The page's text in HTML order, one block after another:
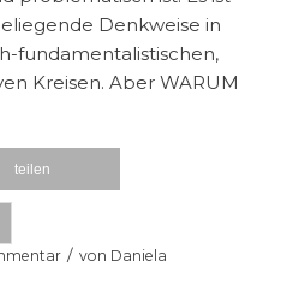
Denkweise in
fundamentalistischen,
Kreisen. Aber WARUM
teilen
/ von Daniela